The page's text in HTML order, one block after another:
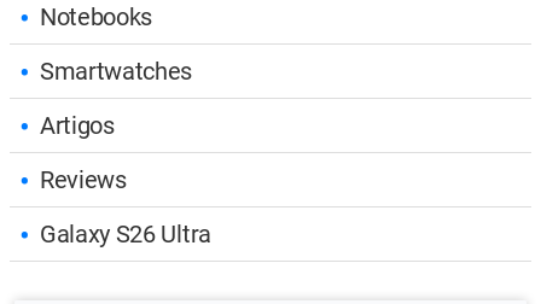
Notebooks
Smartwatches
Artigos
Reviews
Galaxy S26 Ultra